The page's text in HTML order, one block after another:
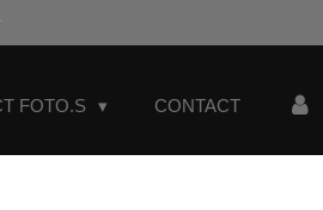
FOTO.S CONTACT